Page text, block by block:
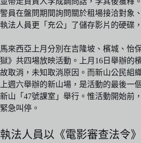
警員在盤問期間詢問關於租場接洽對象
執法人員更「充公」了儲存影片的硬碟
馬來西亞上月分別在吉隆坡、檳城、怡
獄》共四場放映活動。上月16日舉辦的
故取消，未知取消原因。而新山公民組
上週六舉辦的新山場，是活動的最後一
新山「47號課室」舉行。惟活動開始前
緊急叫停。
執法人員以《電影審查法令